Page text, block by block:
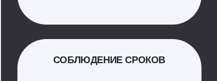
СОБЛЮДЕНИЕ СРОКОВ